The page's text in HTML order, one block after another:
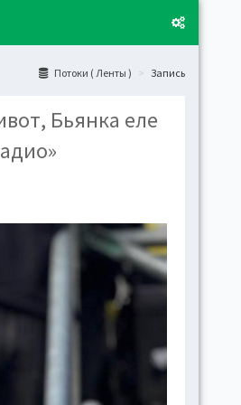
Потоки ( Ленты ) Запись
Бьянка еле